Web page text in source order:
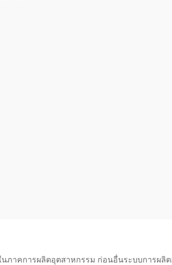
ภาคการผลิตอุตสาหกรรม ก่อนอื่นระบบการผลิ